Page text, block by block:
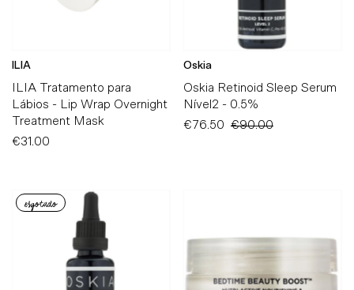
ILIA
ILIA Tratamento para
Lábios - Lip Wrap Overnight
Treatment Mask
Preço
€31.00
Oskia
Oskia Retinoid Sleep Serum
Nível2 - 0.5%
Preço
€76.50 Preço
€90.00
esgotado